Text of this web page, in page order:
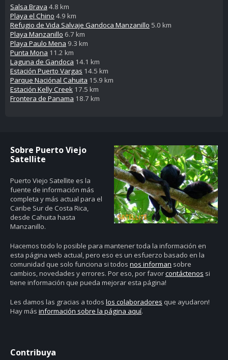
Salsa Brava 4.8 km
Playa el Chino 4.9 km
Refugio de Vida Salvaje Gandoca Manzanillo 5.0 km
Playa Manzanillo 6.7 km
Playa Paulo Mena 9.3 km
Punta Mona 11.2 km
Laguna de Gandoca 14.1 km
Estación Puerto Vargas 14.5 km
Parque Naciónal Cahuita 15.9 km
Estación Kelly Creek 17.5 km
Frontera de Panama 18.7 km
Sobre Puerto Viejo
Satellite
Puerto Viejo Satellite es la
fuente de información más
completa y más actual para el
Caribe Sur de Costa Rica,
desde Cahuita hasta
Manzanillo.
Hacemos todo lo posible para mantener toda la información en
esta página web actual, pero eso es un esfuerzo basado en la
comunidad que solo funciona si todos nos informan sobre
cambios, novedades y errores. Por eso, por favorcontáctenos si
tiene información que pueda mejorar esta página!
Les damos las gracias a todos los colaboradores que ayudaron!
Hay más información sobre la página aquí.
Contribuya